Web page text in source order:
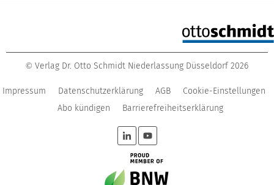
© Verlag Dr. Otto Schmidt Niederlassung Düsseldorf 2026
Impressum Datenschutzerklärung AGB
Cookie-Einstellungen
Abo kündigen
Barrierefreiheitserklärung